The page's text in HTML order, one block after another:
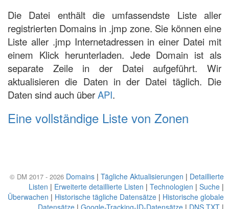
Die Datei enthält die umfassendste Liste aller
registrierten Domains in .jmp zone. Sie können eine
Liste aller .jmp Internetadressen in einer Datei mit
einem Klick herunterladen. Jede Domain ist als
separate Zeile in der Datei aufgeführt. Wir
aktualisieren die Daten in der Datei täglich. Die
Daten sind auch überAPI.
Eine vollständige Liste von Zonen
© DM 2017 - 2026 Domains | Tägliche Aktualisierungen | Detaillierte
Listen | Erweiterte detaillierte Listen | Technologien | Suche |
Überwachen | Historische tägliche Datensätze | Historische globale
Datensätze | Google-Tracking-ID-Datensätze | DNS TXT |